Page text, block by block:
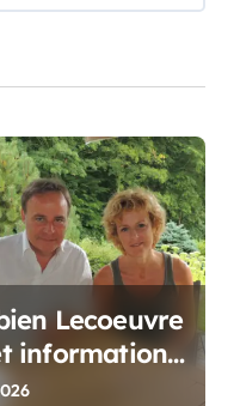
Lecoeuvre
informations